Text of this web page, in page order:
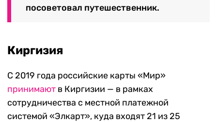
посоветовал путешественник.
Киргизия
С 2019 года российские карты «Мир»
принимают в Киргизии — в рамках
сотрудничества с местной платежной
системой «Элкарт», куда входят 21 из 25